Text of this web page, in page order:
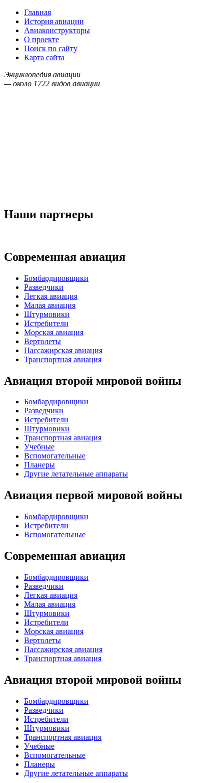
Главная
История авиации
Авиаконструкторы
О проекте
Поиск по сайту
Карта сайта
Энциклопедия авиации
— около 1722 видов авиации
Наши партнеры
Современная авиация
Бомбардировщики
Разведчики
Легкая авиация
Малая авиация
Штурмовики
Истребители
Морская авиация
Вертолеты
Пассажирская авиация
Транспортная авиация
Авиация второй мировой войны
Бомбардировщики
Разведчики
Истребители
Штурмовики
Транспортная авиация
Учебные
Вспомогательные
Планеры
Другие летательные аппараты
Авиация первой мировой войны
Бомбардировщики
Истребители
Вспомогательные
Современная авиация
Бомбардировщики
Разведчики
Легкая авиация
Малая авиация
Штурмовики
Истребители
Морская авиация
Вертолеты
Пассажирская авиация
Транспортная авиация
Авиация второй мировой войны
Бомбардировщики
Разведчики
Истребители
Штурмовики
Транспортная авиация
Учебные
Вспомогательные
Планеры
Другие летательные аппараты